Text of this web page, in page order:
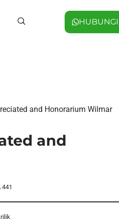
and Honorarium Wilmar
and
441